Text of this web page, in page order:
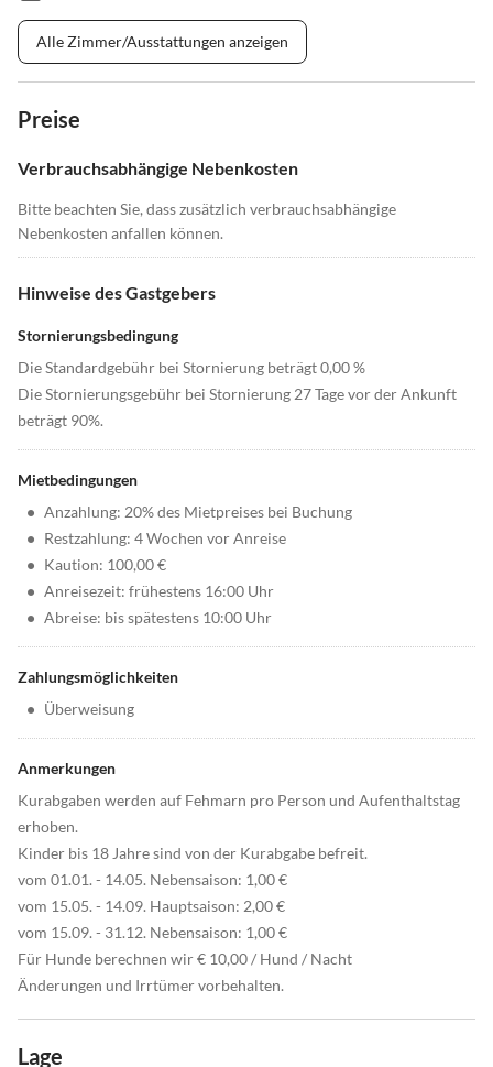
Alle Zimmer/Ausstattungen anzeigen
Preise
Verbrauchsabhängige Nebenkosten
Bitte beachten Sie, dass zusätzlich verbrauchsabhängige
Nebenkosten anfallen können.
Hinweise des Gastgebers
Stornierungsbedingung
Die Standardgebühr bei Stornierung beträgt 0,00 %
Die Stornierungsgebühr bei Stornierung 27 Tage vor der Ankunft
beträgt 90%.
Mietbedingungen
• Anzahlung: 20% des Mietpreises bei Buchung
• Restzahlung: 4 Wochen vor Anreise
• Kaution: 100,00 €
• Anreisezeit: frühestens 16:00 Uhr
• Abreise: bis spätestens 10:00 Uhr
Zahlungsmöglichkeiten
• Überweisung
Anmerkungen
Kurabgaben werden auf Fehmarn pro Person und Aufenthaltstag
erhoben.
Kinder bis 18 Jahre sind von der Kurabgabe befreit.
vom 01.01. - 14.05. Nebensaison: 1,00 €
vom 15.05. - 14.09. Hauptsaison: 2,00 €
vom 15.09. - 31.12. Nebensaison: 1,00 €
Für Hunde berechnen wir € 10,00 / Hund / Nacht
Änderungen und Irrtümer vorbehalten.
Lage